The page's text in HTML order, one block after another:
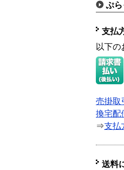
ぷ
支払
以下の
売掛取
換宅配
⇒支払
送料